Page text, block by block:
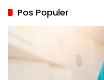
Pos Populer